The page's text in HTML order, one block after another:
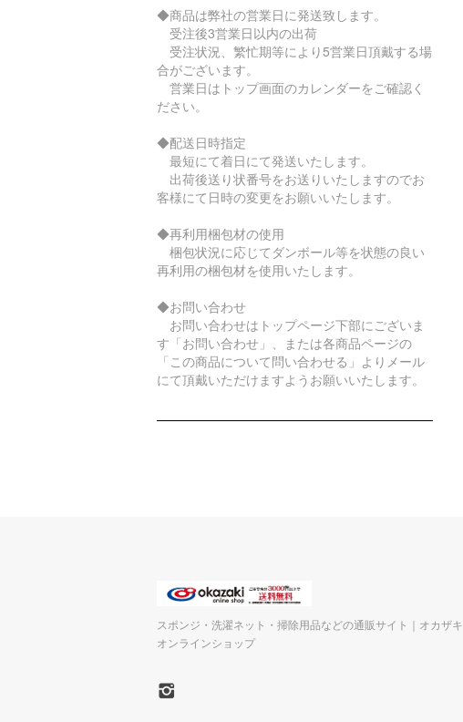
◆商品は弊社の営業日に発送致します。
受注後3営業日以内の出荷
受注状況、繁忙期等により5営業日頂戴する場
合がございます。
営業日はトップ画面のカレンダーをご確認く
ださい。
◆配送日時指定
最短にて着日にて発送いたします。
出荷後送り状番号をお送りいたしますのでお
客様にて日時の変更をお願いいたします。
◆再利用梱包材の使用
梱包状況に応じてダンボール等を状態の良い
再利用の梱包材を使用いたします。
◆お問い合わせ
お問い合わせはトップページ下部にございま
す「お問い合わせ」、または各商品ページの
「この商品について問い合わせる」よりメール
にて頂戴いただけますようお願いいたします。
スポンジ・洗濯ネット・掃除用品などの通販サイト｜オカザキ
オンラインショップ